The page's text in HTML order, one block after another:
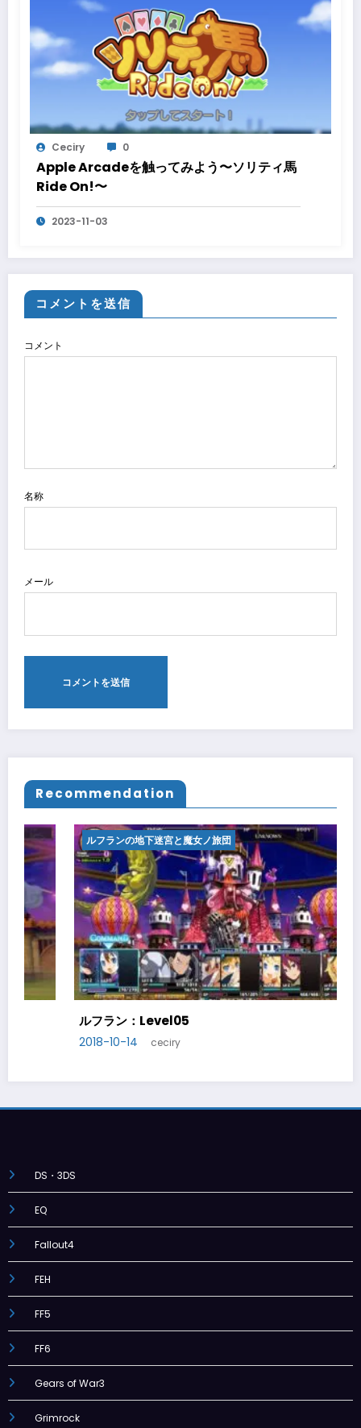
Ceciry 0
Apple Arcadeを触ってみよう〜ソリティ馬
Ride On!〜
2023-11-03
コメントを送信
コメント
名称
メール
Recommendation
ルフランの地下迷宮と魔女ノ旅団
ルフラン：Level06
2018-10-20 ceciry
DS・3DS
EQ
Fallout4
FEH
FF5
FF6
Gears of War3
Grimrock